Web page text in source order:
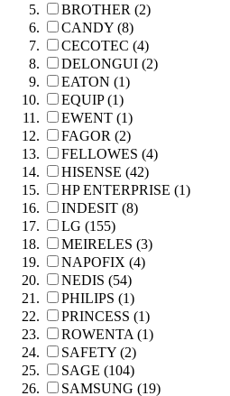
BROTHER (2)
CANDY (8)
CECOTEC (4)
DELONGUI (2)
EATON (1)
EQUIP (1)
EWENT (1)
FAGOR (2)
FELLOWES (4)
HISENSE (42)
HP ENTERPRISE (1)
INDESIT (8)
LG (155)
MEIRELES (3)
NAPOFIX (4)
NEDIS (54)
PHILIPS (1)
PRINCESS (1)
ROWENTA (1)
SAFETY (2)
SAGE (104)
SAMSUNG (19)